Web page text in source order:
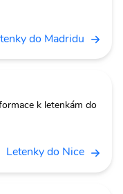
do Madridu
k letenkám do
Letenky do Nice